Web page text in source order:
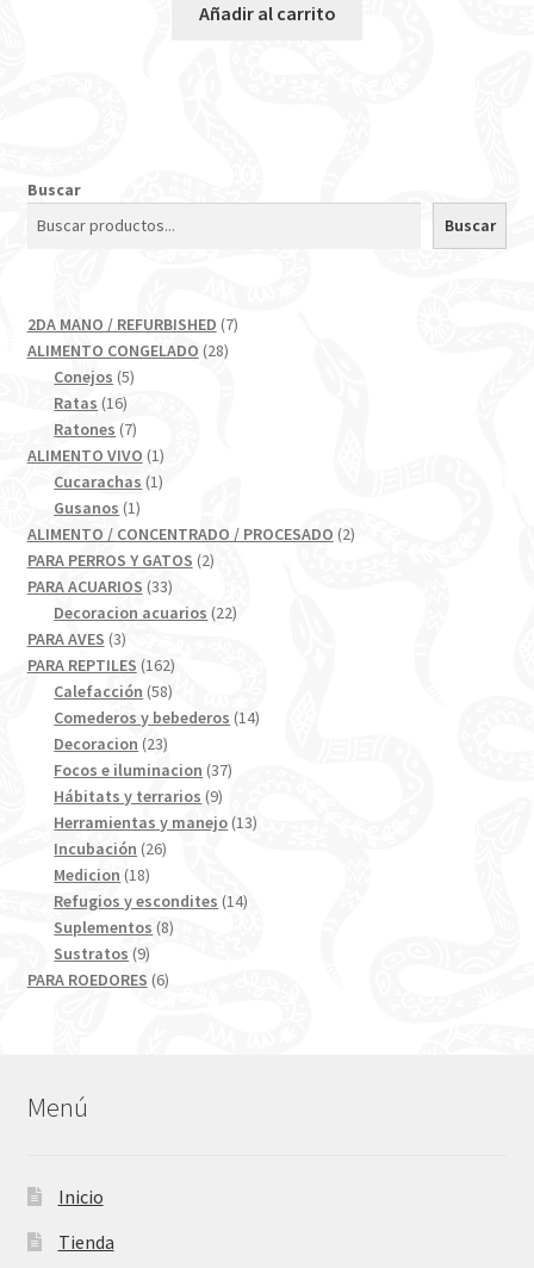
Añadir al carrito
Buscar
Buscar
2DA MANO / REFURBISHED 77
ALIMENTO CONGELADO 2828
Conejos 55
Ratas 1616
productos
Ratones 77
productos
ALIMENTO VIVO 11
producto
Cucarachas 11
Gusanos 11
producto
ALIMENTO / CONCENTRADO / PROCESADO 22
PARA PERROS Y GATOS 22
PARA ACUARIOS 3333
productos
Decoracion acuarios 2222
PARA AVES 33
productos
PARA REPTILES 162162
productos
Calefacción 5858
productos
Comederos y bebederos 1414
Decoracion 2323
productos
Focos e iluminacion 3737
Hábitats y terrarios 99
productos
Herramientas y manejo 1313
Incubación 2626
Medicion 1818
productos
Refugios y escondites 1414
Suplementos 88
Sustratos 99
productos
PARA ROEDORES 66
Menú
Inicio
Tienda